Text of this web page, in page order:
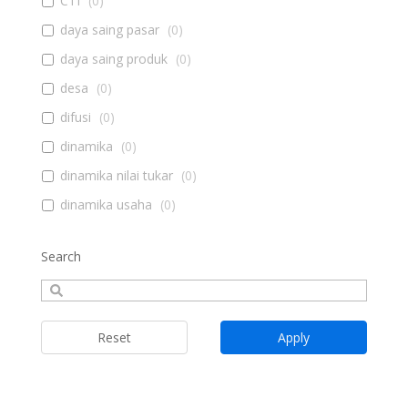
(Jawa Barat) dan Kabupaten OKI (Sumsel). Sementara
untuk tambak garam adalah Jeneponto (Sulsel) dan
Sumenep (Jawa Timur)
daya saing pasar (0)
daya saing produk (0)
desa (0)
difusi (0)
dinamika (0)
dinamika nilai tukar (0)
dinamika usaha (0)
document management system
e-learning
ekonomi (0)
Ekowisata bahari (0)
Search
Apply
Reset